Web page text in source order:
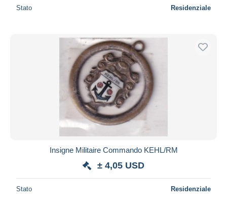
Stato Residenziale
Insigne Militaire Commando KEHL/RM
± 4,05 USD
Stato Residenziale